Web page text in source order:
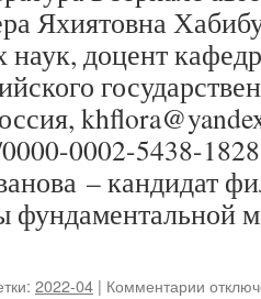
Яхиятовна
наук, доцент
0002-5438-
– кандидат
2022-04 | Комментарии к